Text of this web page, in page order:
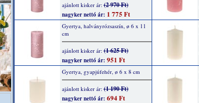
ajánlott kisker ár:(2 970 Ft)
nagyker nettó ár: 1 775 Ft
Gyertya, halványrózsaszín, ø 6 x 11
cm
ajánlott kisker ár:(1 625 Ft)
nagyker nettó ár: 951 Ft
Gyertya, gyapjúfehér, ø 6 x 8 cm
ajánlott kisker ár:(1 190 Ft)
nagyker nettó ár: 694 Ft